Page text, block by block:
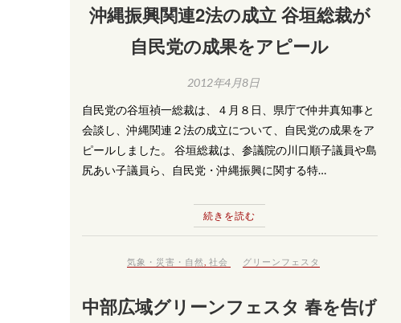
沖縄振興関連2法の成立 谷垣総裁が
自民党の成果をアピール
2012年4月8日
自民党の谷垣禎一総裁は、４月８日、県庁で仲井真知事と
会談し、沖縄関連２法の成立について、自民党の成果をア
ピールしました。 谷垣総裁は、参議院の川口順子議員や島
尻あい子議員ら、自民党・沖縄振興に関する特…
続きを読む
気象・災害・自然 ,社会 グリーンフェスタ
中部広域グリーンフェスタ 春を告げ